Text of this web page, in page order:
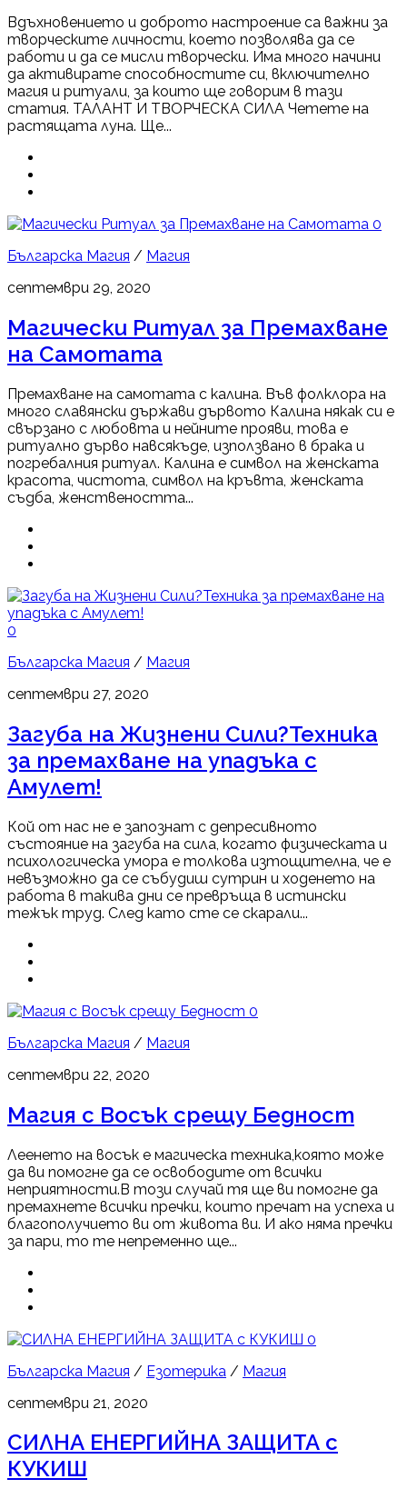
Вдъхновението и доброто настроение са важни за
творческите личности, което позволява да се
работи и да се мисли творчески. Има много начини
да активирате способностите си, включително
магия и ритуали, за които ще говорим в тази
статия. ТАЛАНТ И ТВОРЧЕСКА СИЛА Четете на
растящата луна. Ще...
0
Българска Магия / Магия
септември 29, 2020
Магически Ритуал за Премахване
на Самотата
Премахване на самотата с калина. Във фолклора на
много славянски държави дървото Калина някак си е
свързано с любовта и нейните прояви, това е
ритуално дърво навсякъде, използвано в брака и
погребалния ритуал. Калина е символ на женската
красота, чистота, символ на кръвта, женската
съдба, женствеността...
0
Българска Магия / Магия
септември 27, 2020
Загуба на Жизнени Сили?Техника
за премахване на упадъка с
Амулет!
Кой от нас не е запознат с депресивното
състояние на загуба на сила, когато физическата и
психологическа умора е толкова изтощителна, че е
невъзможно да се събудиш сутрин и ходенето на
работа в такива дни се превръща в истински
тежък труд. След като сте се скарали...
0
Българска Магия / Магия
септември 22, 2020
Магия с Восък срещу Бедност
Леенето на восък е магическа техника,която може
да ви помогне да се освободите от всички
неприятности.В този случай тя ще ви помогне да
премахнете всички пречки, които пречат на успеха и
благополучието ви от живота ви. И ако няма пречки
за пари, то те непременно ще...
0
Българска Магия / Езотерика / Магия
септември 21, 2020
СИЛНА ЕНЕРГИЙНА ЗАЩИТА с
КУКИШ